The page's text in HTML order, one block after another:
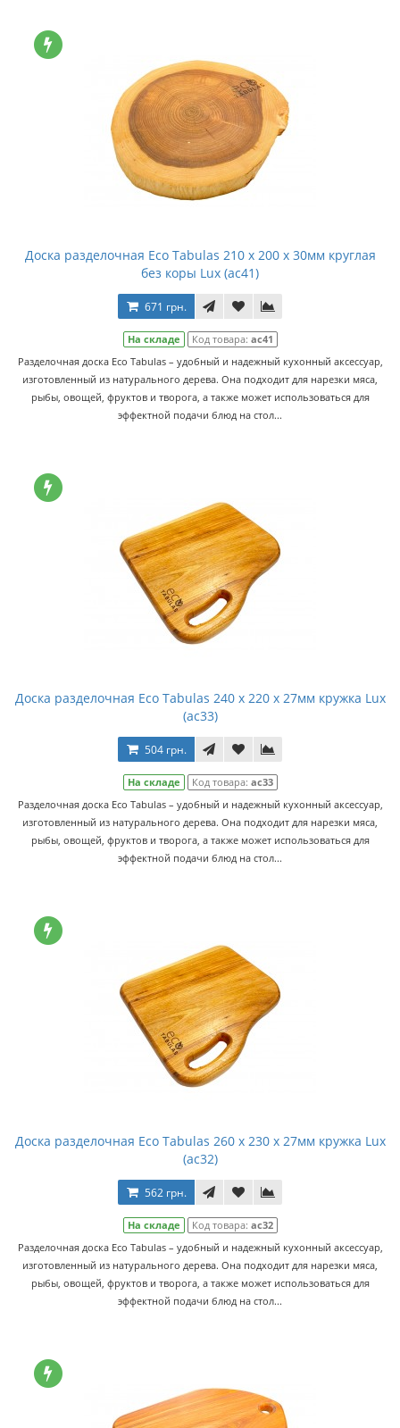
Доска разделочная Eco Tabulas 210 x 200 x 30мм круглая
без коры Lux (ас41)
671 грн.
На складе Код товара: ас41
Разделочная доска Eco Tabulas – удобный и надежный кухонный аксессуар,
изготовленный из натурального дерева. Она подходит для нарезки мяса,
рыбы, овощей, фруктов и творога, а также может использоваться для
эффектной подачи блюд на стол...
Доска разделочная Eco Tabulas 240 x 220 x 27мм кружка Lux
(ас33)
504 грн.
На складе Код товара: ас33
Разделочная доска Eco Tabulas – удобный и надежный кухонный аксессуар,
изготовленный из натурального дерева. Она подходит для нарезки мяса,
рыбы, овощей, фруктов и творога, а также может использоваться для
эффектной подачи блюд на стол...
Доска разделочная Eco Tabulas 260 x 230 x 27мм кружка Lux
(ас32)
562 грн.
На складе Код товара: ас32
Разделочная доска Eco Tabulas – удобный и надежный кухонный аксессуар,
изготовленный из натурального дерева. Она подходит для нарезки мяса,
рыбы, овощей, фруктов и творога, а также может использоваться для
эффектной подачи блюд на стол...